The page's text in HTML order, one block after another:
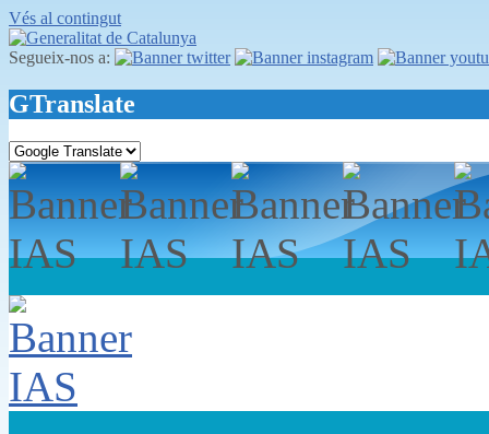
Vés al contingut
Segueix-nos a:
GTranslate